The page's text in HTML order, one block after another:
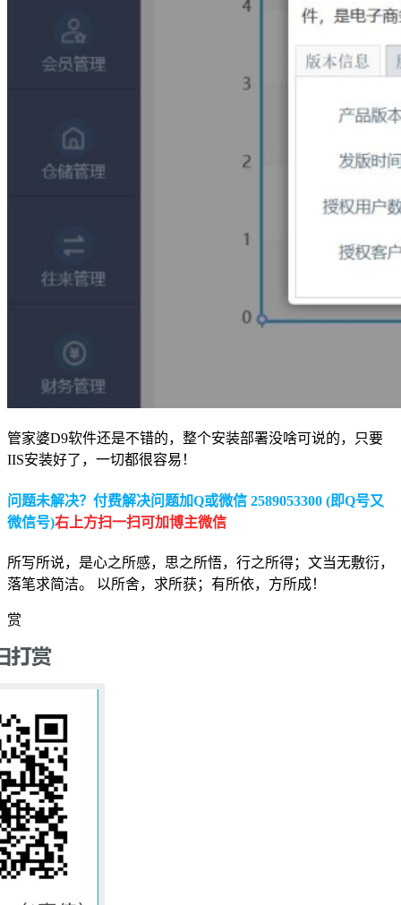
管家婆D9软件还是不错的，整个安装部署没啥可说的，只要
IIS安装好了，一切都很容易！
问题未解决？付费解决问题加Q或微信 2589053300 (即Q号又
微信号)右上方扫一扫可加博主微信
所写所说，是心之所感，思之所悟，行之所得；文当无敷衍，
落笔求简洁。 以所舍，求所获；有所依，方所成！
赏